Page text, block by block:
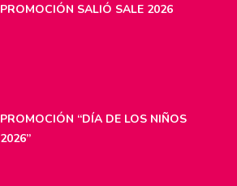
PROMOCIÓN SALIÓ SALE 2026
PROMOCIÓN “DÍA DE LOS NIÑOS
2026”